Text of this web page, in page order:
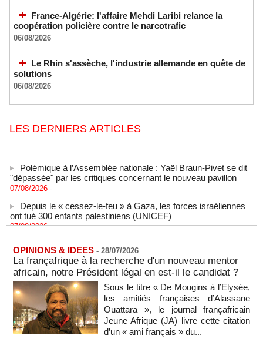
France-Algérie: l'affaire Mehdi Laribi relance la
coopération policière contre le narcotrafic
06/08/2026
Le Rhin s'assèche, l'industrie allemande en quête de
solutions
06/08/2026
LES DERNIERS ARTICLES
"dépassée" par les critiques concernant le nouveau pavillon
07/08/2026 -
ont tué 300 enfants palestiniens (UNICEF)
07/08/2026 -
après le sommet de la Cedeao
07/08/2026 -
Bénin: Patrice Talon élu président du Sénat, moins de trois
mois après son départ du pouvoir
07/08/2026 -
Mali-Algérie : le PM Maïga affirme qu’il n’y a « aucune
rupture diplomatique » entre les 2 pays
07/08/2026 -
OPINIONS & IDEES - 28/07/2026
La françafrique à la recherche d'un nouveau mentor
africain, notre Président légal en est-il le candidat ?
Sous le titre « De Mougins à l’Elysée,
les amitiés françaises d’Alassane
Ouattara », le journal françafricain
Jeune Afrique (JA) livre cette citation
d’un « ami français » du...